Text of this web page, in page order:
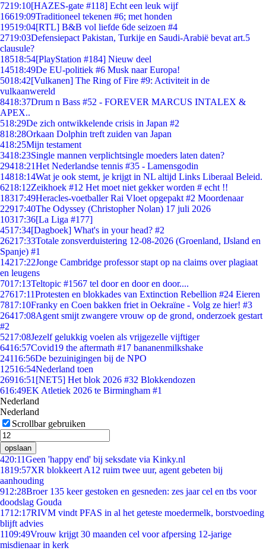
7219:10[HAZES-gate #118] Echt een leuk wijf
16619:09Traditioneel tekenen #6; met honden
19519:04[RTL] B&B vol liefde 6de seizoen #4
2719:03Defensiepact Pakistan, Turkije en Saudi-Arabië bevat art.5
clausule?
18518:54[PlayStation #184] Nieuw deel
14518:49De EU-politiek #6 Musk naar Europa!
5018:42[Vulkanen] The Ring of Fire #9: Activiteit in de
vulkaanwereld
8418:37Drum n Bass #52 - FOREVER MARCUS INTALEX &
APEX..
518:29De zich ontwikkelende crisis in Japan #2
818:28Orkaan Dolphin treft zuiden van Japan
418:25Mijn testament
3418:23Single mannen verplichtsingle moeders laten daten?
29418:21Het Nederlandse tennis #35 - Lamensgodin
14818:14Wat je ook stemt, je krijgt in NL altijd Links Liberaal Beleid.
6218:12Zeikhoek #12 Het moet niet gekker worden # echt !!
18317:49Heracles-voetballer Rai Vloet opgepakt #2 Moordenaar
22917:40The Odyssey (Christopher Nolan) 17 juli 2026
10317:36[La Liga #177]
4517:34[Dagboek] What's in your head? #2
26217:33Totale zonsverduistering 12-08-2026 (Groenland, IJsland en
Spanje) #1
14217:22Jonge Cambridge professor stapt op na claims over plagiaat
en leugens
7017:13Teltopic #1567 tel door en door en door....
27617:11Protesten en blokkades van Extinction Rebellion #24 Eieren
7817:10Franky en Coen bakken friet in Oekraïne - Volg ze hier! #3
26417:08Agent smijt zwangere vrouw op de grond, onderzoek gestart
#2
5217:08Jezelf gelukkig voelen als vrijgezelle vijftiger
6416:57Covid19 the aftermath #17 bananenmilkshake
24116:56De bezuinigingen bij de NPO
12516:54Nederland toen
26916:51 [NET5] Het blok 2026 #32 Blokkendozen
616:49EK Atletiek 2026 te Birmingham #1
Nederland
Nederland
Scrollbar gebruiken
opslaan
420:11Geen 'happy end' bij seksdate via Kinky.nl
1819:57XR blokkeert A12 ruim twee uur, agent gebeten bij
aanhouding
912:28Broer 135 keer gestoken en gesneden: zes jaar cel en tbs voor
doodslag Gouda
1712:17RIVM vindt PFAS in al het geteste moedermelk, borstvoeding
blijft advies
1109:49Vrouw krijgt 30 maanden cel voor afpersing 12-jarige
misdienaar in kerk